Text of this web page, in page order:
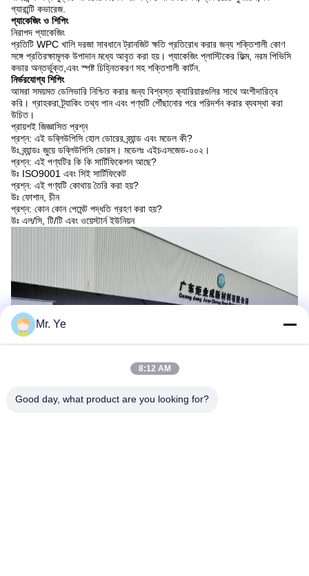
গ্যারান্টি কভারেজ.
প্যাকেজিং ও শিপিং
নিরাপদ প্যাকেজিং
প্রতিটি WPC খালি দরজা সাবধানে ট্রানজিট ক্ষতি প্রতিরোধ করার জন্য শক্তিশালী কোণ
সঙ্গে প্রতিরক্ষামূলক উপাদান মধ্যে আবৃত করা হয়। প্যাকেজিং প্লাস্টিকের ফিল্ম, নরম পিভিসি
কভার অন্তর্ভুক্ত,এবং স্পষ্ট চিহ্নিতকরণ সহ শক্তিশালী কার্টন.
নির্ভরযোগ্য শিপিং
আমরা সময়মত ডেলিভারি নিশ্চিত করার জন্য বিশ্বস্ত ক্যারিয়ারগুলির সাথে অংশীদারিত্ব
করি। গ্রাহকরা ট্র্যাকিং তথ্য পান এবং পণ্যটি পৌঁছানোর পরে পরিদর্শন করার ব্যবস্থা করা
উচিত।
প্রায়শই জিজ্ঞাসিত প্রশ্ন
প্রশ্ন: এই ডব্লিউপিসি হোল ডোরের ব্র্যান্ড এবং মডেল কী?
উঃ ব্র্যান্ডঃ জুয়ে ডব্লিউপিসি ডোরস। মডেলঃ এইচএসজেড-০০২।
প্রশ্ন: এই পণ্যটির কি কি সার্টিফিকেশন আছে?
উঃ ISO9001 এবং সিই সার্টিফিকেট
প্রশ্ন: এই পণ্যটি কোথায় তৈরি করা হয়?
উঃ ফোশান, চীন
প্রশ্ন: কোন কোন পেমেন্ট পদ্ধতি গ্রহণ করা হয়?
উঃ এল/সি, টি/টি এবং ওয়েস্টার্ন ইউনিয়ন
Mr. Ye
8:12 AM
Good day, what product are you looking for?